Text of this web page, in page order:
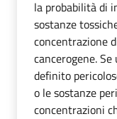
la probabilità di
sostanze
concentrazione
cancerogene.
definito
o le sostanze
concentrazioni